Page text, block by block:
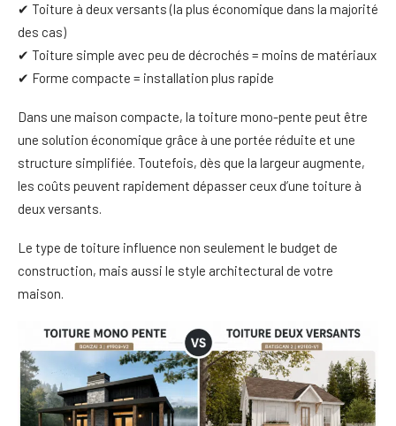
✔ Toiture à deux versants (la plus économique dans la majorité
des cas)
✔ Toiture simple avec peu de décrochés = moins de matériaux
✔ Forme compacte = installation plus rapide
Dans une maison compacte, la toiture mono-pente peut être
une solution économique grâce à une portée réduite et une
structure simplifiée. Toutefois, dès que la largeur augmente,
les coûts peuvent rapidement dépasser ceux d’une toiture à
deux versants.
Le type de toiture influence non seulement le budget de
construction, mais aussi le style architectural de votre
maison.